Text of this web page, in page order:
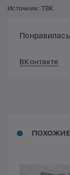
Источник: ТВК
ВКонтакте